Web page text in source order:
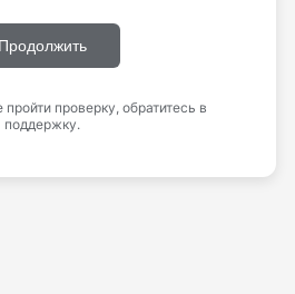
Продолжить
проверку, обратитесь в
поддержку.